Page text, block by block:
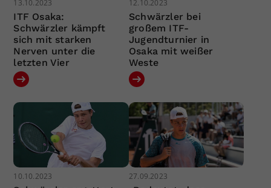
13.10.2023
ITF Osaka:
Schwärzler kämpft
sich mit starken
Nerven unter die
letzten Vier
12.10.2023
Schwärzler bei
großem ITF-
Jugendturnier in
Osaka mit weißer
Weste
10.10.2023 27.09.2023